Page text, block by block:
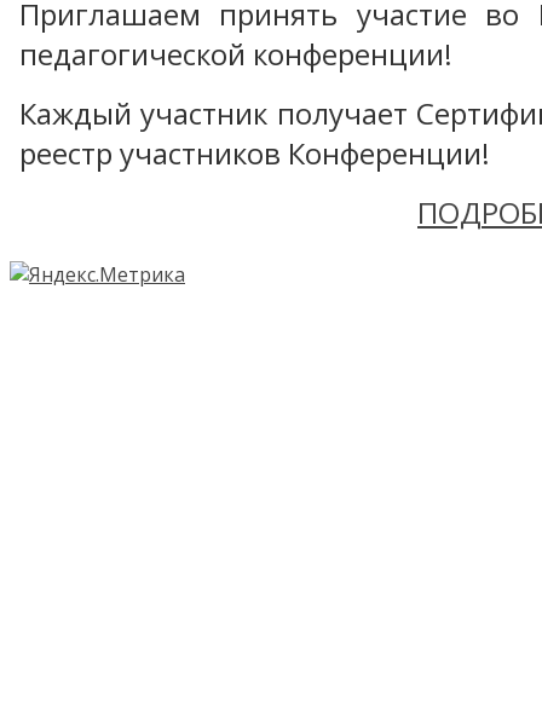
Приглашаем принять участие во
педагогической конференции!
Каждый участник получает
реестр участников Конференции!